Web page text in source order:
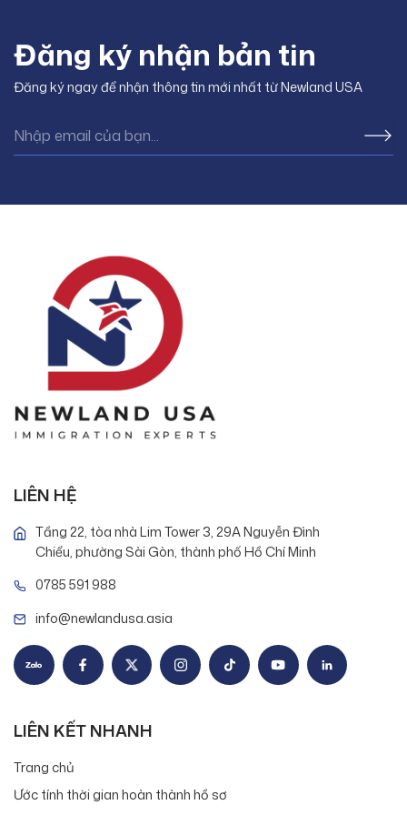
Đăng ký nhận bản tin
Đăng ký ngay để nhận thông tin mới nhất từ Newland USA
LIÊN HỆ
Tầng 22, tòa nhà Lim Tower 3, 29A Nguyễn Đình
Chiểu, phường Sài Gòn, thành phố Hồ Chí Minh
0785 591 988
info@newlandusa.asia
LIÊN KẾT NHANH
Trang chủ
Ước tính thời gian hoàn thành hồ sơ